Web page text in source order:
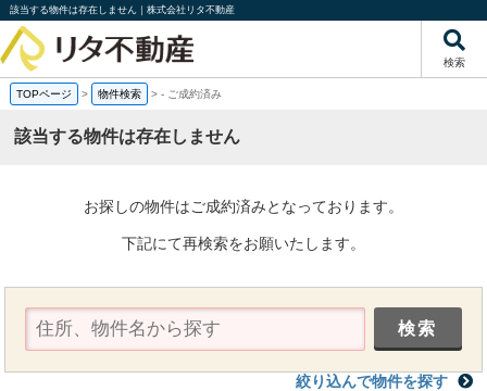
該当する物件は存在しません｜株式会社リタ不動産
検索
TOPページ > 物件検索 >- ご成約済み
該当する物件は存在しません
お探しの物件はご成約済みとなっております。
下記にて再検索をお願いたします。
絞り込んで物件を探す